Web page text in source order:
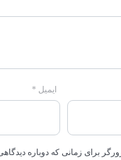
ایمیل *
برای زمانی که دوباره